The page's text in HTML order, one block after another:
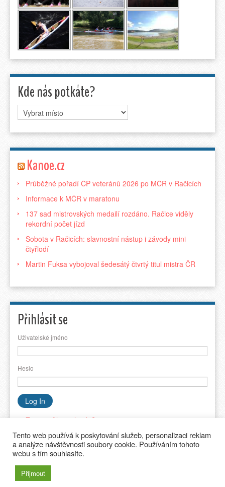
Kde nás potkáte?
Kanoe.cz
Průběžné pořadí ČP veteránů 2026 po MČR v Račicích
Informace k MČR v maratonu
137 sad mistrovských medailí rozdáno. Račice viděly
rekordní počet jízd
Sobota v Račicích: slavnostní nástup i závody mini
čtyřlodí
Martin Fuksa vybojoval šedesátý čtvrtý titul mistra ČR
Přihlásit se
Uživatelské jméno
Heslo
Zapomněli jste heslo?
© 2024 - Prosport Sezemice
Tento web používá k poskytování služeb, personalizaci reklam
a analýze návštěvnosti soubory cookie. Používáním tohoto
webu s tím souhlasíte.
Přijmout